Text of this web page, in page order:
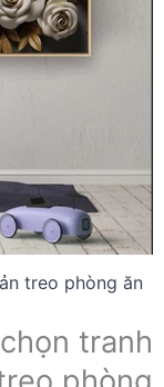
treo phòng ăn
tranh